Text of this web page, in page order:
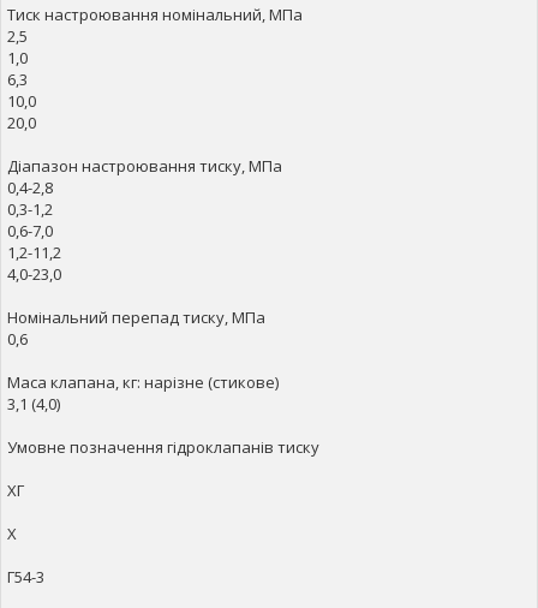
Тиск настроювання номінальний, МПа
2,5
1,0
6,3
10,0
20,0
Діапазон настроювання тиску, МПа
0,4-2,8
0,3-1,2
0,6-7,0
1,2-11,2
4,0-23,0
Номінальний перепад тиску, МПа
0,6
Маса клапана, кг: нарізне (стикове)
3,1 (4,0)
Умовне позначення гідроклапанів тиску
ХГ
Х
Г54-3